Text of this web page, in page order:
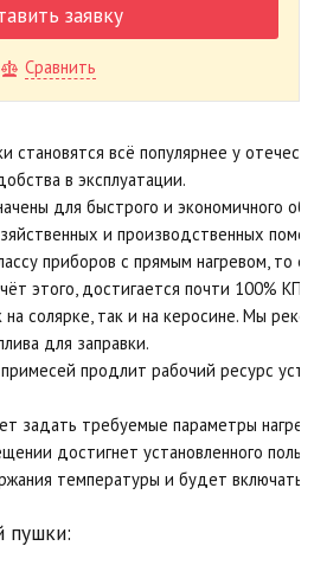
заявку
Сравнить
становятся всё популярнее у
в эксплуатации.
для быстрого и экономичного
и производственных
приборов с прямым нагревом, то
этого, достигается почти 100%
солярке, так и на керосине. Мы
для заправки.
продлит рабочий ресурс
задать требуемые параметры
достигнет установленного
температуры и будет
пушки: